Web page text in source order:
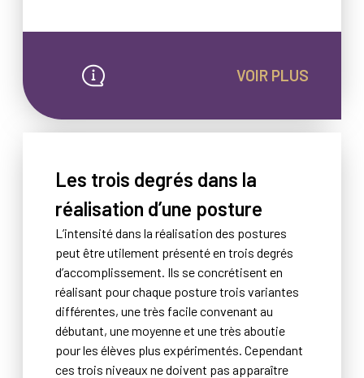
VOIR PLUS
Les trois degrés dans la
réalisation d’une posture
L’intensité dans la réalisation des postures
peut être utilement présenté en trois degrés
d’accomplissement. Ils se concrétisent en
réalisant pour chaque posture trois variantes
différentes, une très facile convenant au
débutant, une moyenne et une très aboutie
pour les élèves plus expérimentés. Cependant
ces trois niveaux ne doivent pas apparaître